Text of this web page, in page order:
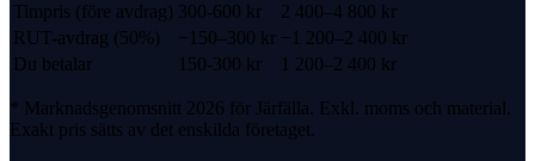
Timpris (före avdrag) 300-600 kr 2 400–4 800 kr
RUT-avdrag ( 50% ) − 150–300 kr − 1 200–2 400 kr
Du betalar
150-300 kr 1 200–2 400 kr
* Marknadsgenomsnitt 2026 för Järfälla. Exkl. moms och material.
Exakt pris sätts av det enskilda företaget.